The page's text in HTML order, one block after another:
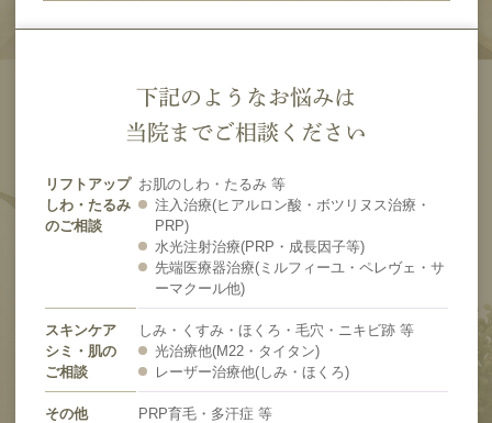
下記のようなお悩みは
当院までご相談ください
リフトアップ
しわ・たるみ
のご相談
お肌のしわ・たるみ 等
注入治療(ヒアルロン酸・ボツリヌス治療・
PRP)
水光注射治療(PRP・成長因子等)
先端医療器治療(ミルフィーユ・ペレヴェ・サ
ーマクール他)
スキンケア
シミ・肌の
ご相談
しみ・くすみ・ほくろ・毛穴・ニキビ跡 等
光治療他(M22・タイタン)
レーザー治療他(しみ・ほくろ)
その他 PRP育毛・多汗症 等